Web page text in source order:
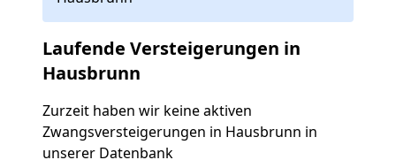
Laufende Versteigerungen in
Hausbrunn
Zurzeit haben wir keine aktiven
Zwangsversteigerungen in Hausbrunn in
unserer Datenbank